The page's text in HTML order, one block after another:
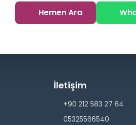
Hemen Ara
İletişim
+90 212 583 27 64
05325566540